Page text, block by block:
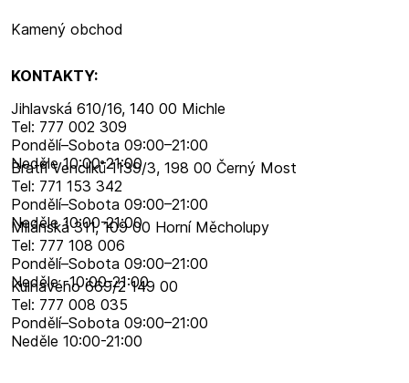
Kamený obchod
KONTAKTY:
Jihlavská 610/16, 140 00 Michle
Tel: 777 002 309
Pondělí–​Sobota 09:00–​21:00
Neděle 10:00-21:00
Bratří Venclíků 1139/3, 198 00 Černý Most
Tel: 771 153 342
Pondělí–​Sobota 09:00–​21:00
Neděle 10:00-21:00
Milánská 311, 109 00 Horní Měcholupy
Tel: 777 108 006
Pondělí–​Sobota 09:00–​21:00
Neděle -10:00-21:00
Kulhavého 669/2 149 00
Tel: 777 008 035
Pondělí–​Sobota 09:00–​21:00
Neděle 10:00-21:00